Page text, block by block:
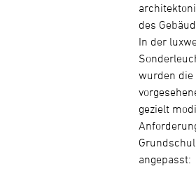
des
In der
wurden die
gezielt
angepasst: